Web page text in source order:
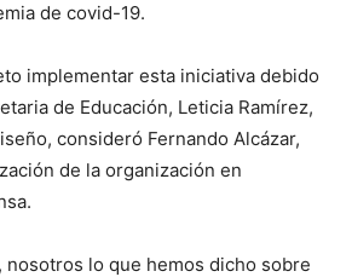
de covid-19.
implementar esta iniciativa debido
de Educación, Leticia Ramírez,
consideró Fernando Alcázar,
de la organización en
nosotros lo que hemos dicho sobre